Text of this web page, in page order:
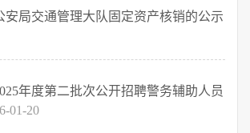
安局交通管理大队固定资产核销的公示
年度第二批次公开招聘警务辅助人员
01-20